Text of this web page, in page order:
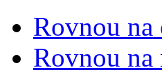
Rovnou na
Rovnou na